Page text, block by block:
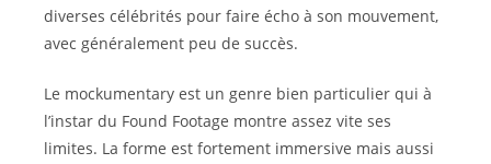
diverses célébrités pour faire écho à son mouvement,
avec généralement peu de succès.
Le mockumentary est un genre bien particulier qui à
l’instar du Found Footage montre assez vite ses
limites. La forme est fortement immersive mais aussi